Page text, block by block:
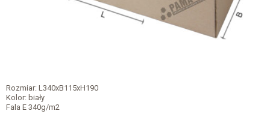
Rozmiar: L340xB115xH190
Kolor: biały
Fala E 340g/m2